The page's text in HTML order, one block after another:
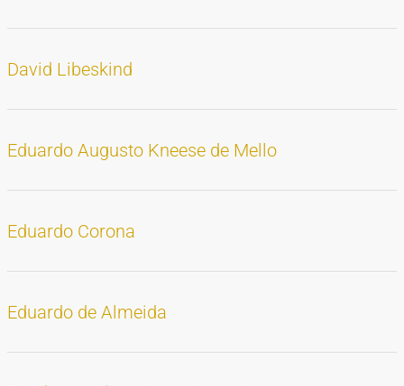
David Libeskind
Eduardo Augusto Kneese de Mello
Eduardo Corona
Eduardo de Almeida